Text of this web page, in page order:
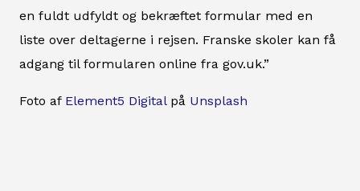
en fuldt udfyldt og bekræftet formular med en
liste over deltagerne i rejsen. Franske skoler kan få
adgang til formularen online fra gov.uk.”
Foto af Element5 Digitalpå Unsplash